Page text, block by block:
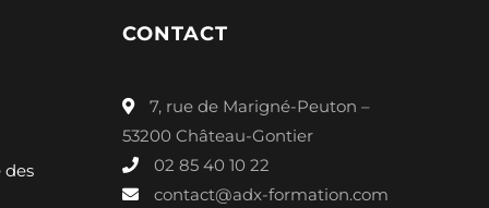
des
CONTACT
7, rue de Marigné-Peuton –
53200 Château-Gontier
02 85 40 10 22
contact@adx-formation.com